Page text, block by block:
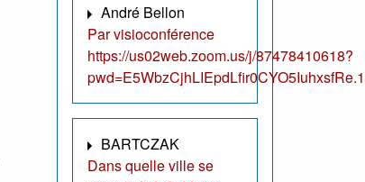
André Bellon
Par visioconférence
https://us02web.zoom.us/j/87478410618?
BARTCZAK
Dans quelle ville se